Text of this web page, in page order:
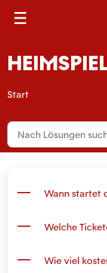
Start
Wann startet
Welche
Wie viel